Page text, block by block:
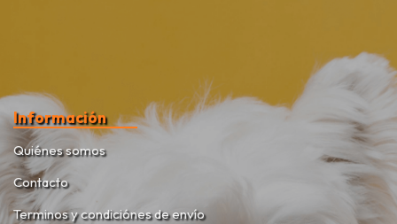
Información
Quiénes somos
Contacto
Terminos y condiciónes de envío